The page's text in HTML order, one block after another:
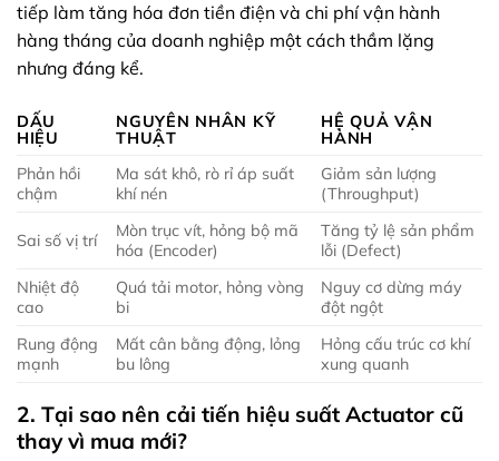
tiếp làm tăng hóa đơn tiền điện và chi phí vận hành
hàng tháng của doanh nghiệp một cách thầm lặng
nhưng đáng kể.
DẤU
HIỆU
NGUYÊN NHÂN KỸ
THUẬT
HỆ QUẢ VẬN
HÀNH
Phản hồi
chậm
Ma sát khô, rò rỉ áp suất
khí nén
Giảm sản lượng
(Throughput)
Sai số vị trí
Mòn trục vít, hỏng bộ mã
hóa (Encoder)
Tăng tỷ lệ sản phẩm
lỗi (Defect)
Nhiệt độ
cao
Quá tải motor, hỏng vòng
bi
Nguy cơ dừng máy
đột ngột
Rung động
mạnh
Mất cân bằng động, lỏng
bu lông
Hỏng cấu trúc cơ khí
xung quanh
2. Tại sao nên cải tiến hiệu suất Actuator cũ
thay vì mua mới?